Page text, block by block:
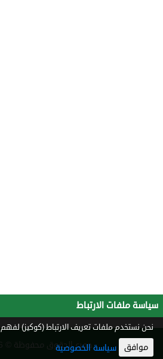
جميع الحقوق محفوظة © 2026
سياسة ملفات الارتباط
نحن نستخدم ملفات تعريف الارتباط (كوكيز)
موافق سياسة الخصوصية